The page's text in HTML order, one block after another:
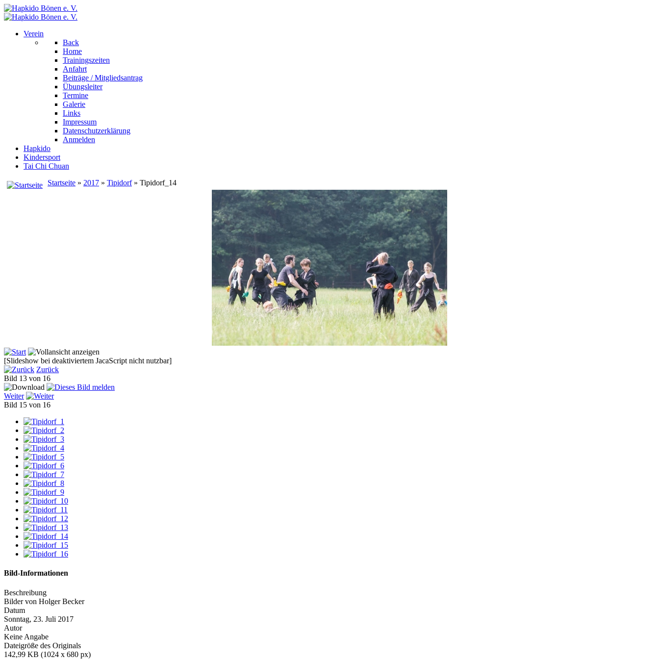
Verein
Back
Home
Trainingszeiten
Anfahrt
Beiträge / Mitgliedsantrag
Übungsleiter
Termine
Galerie
Links
Impressum
Datenschutzerklärung
Anmelden
Hapkido
Kindersport
Tai Chi Chuan
Startseite » 2017 » Tipidorf» Tipidorf_14
[Slideshow bei deaktiviertem JacaScript nicht nutzbar]
Zurück
Bild 13 von 16
Weiter
Bild 15 von 16
Bild-Informationen
Beschreibung
Bilder von Holger Becker
Datum
Sonntag, 23. Juli 2017
Autor
Keine Angabe
Dateigröße des Originals
142,99 KB (1024 x 680 px)